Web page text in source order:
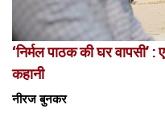
‘निर्मल पाठक की घर वापसी’ :
कहानी
नीरज बुनकर